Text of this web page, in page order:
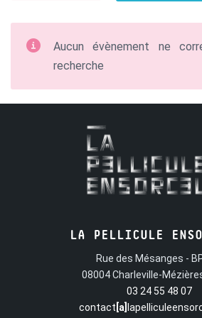
Aucun évènement ne
recherche
LA PELLICULE
Rue des Mésanges -
08004 Charleville-
03 24 55 48 07
contact [a]